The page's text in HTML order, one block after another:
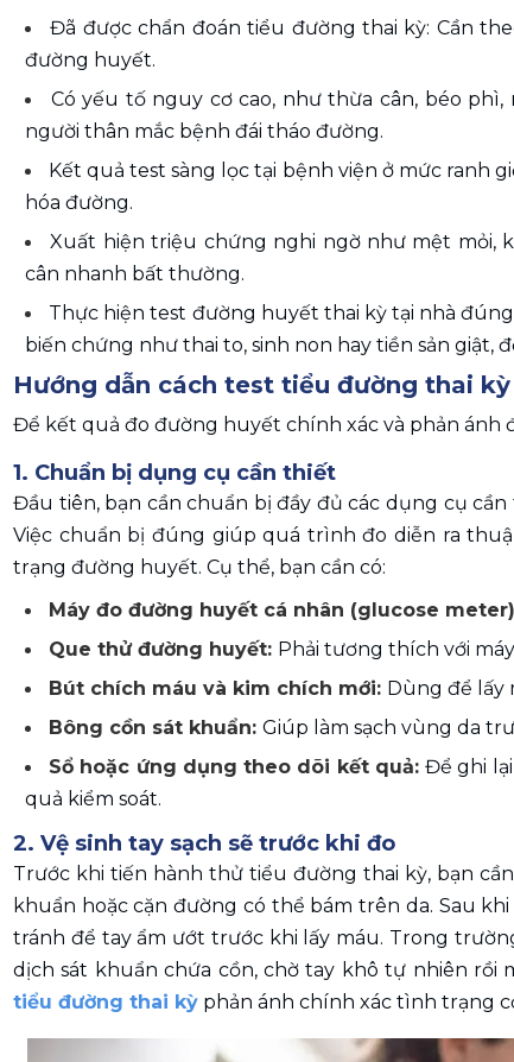
Đã được chẩn đoán tiểu đường thai kỳ: Cần
đường huyết.
Có yếu tố nguy cơ cao, như thừa cân, béo
người thân mắc bệnh đái tháo đường.
Kết quả test sàng lọc tại bệnh viện ở mức ranh
hóa đường.
Xuất hiện triệu chứng nghi ngờ như mệt mỏi,
cân nhanh bất thường.
Thực hiện test đường huyết thai kỳ tại nhà
biến chứng như thai to, sinh non hay tiền sản giật,
Hướng dẫn cách test tiểu đường thai
Để kết quả đo đường huyết chính xác và phản ánh
1. Chuẩn bị dụng cụ cần thiết
Đầu tiên, bạn cần chuẩn bị đầy đủ các dụng cụ
Việc chuẩn bị đúng giúp quá trình đo diễn ra
trạng đường huyết. Cụ thể, bạn cần có:
Máy đo đường huyết cá nhân (glucose
Que thử đường huyết: Phải tương thích với
Bút chích máu và kim chích mới: Dùng để lấy
Bông cồn sát khuẩn: Giúp làm sạch vùng da
Sổ hoặc ứng dụng theo dõi kết quả: Để ghi
quả kiểm soát.
2. Vệ sinh tay sạch sẽ trước khi đo
Trước khi tiến hành thử tiểu đường thai kỳ, bạn
khuẩn hoặc cặn đường có thể bám trên da. Sau
tránh để tay ẩm ướt trước khi lấy máu. Trong
dịch sát khuẩn chứa cồn, chờ tay khô tự nhiên rồi
tiểu đường thai kỳ phản ánh chính xác tình trạng